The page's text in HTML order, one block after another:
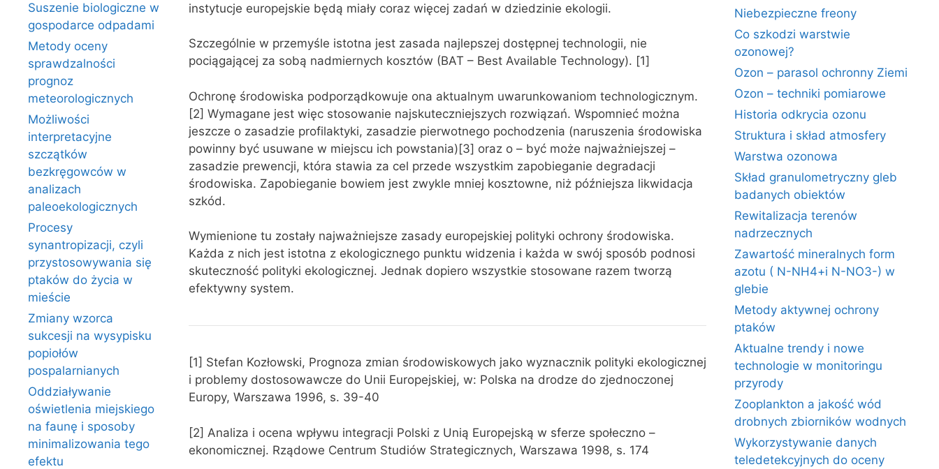
instytucje europejskie będą miały coraz więcej zadań w dziedzinie ekologii.
Szczególnie w przemyśle istotna jest zasada najlepszej dostępnej technologii, nie
pociągającej za sobą nadmiernych kosztów (BAT – Best Available Technology). [1]
Ochronę środowiska podporządkowuje ona aktualnym uwarunkowaniom technologicznym.
[2] Wymagane jest więc stosowanie najskuteczniejszych rozwiązań. Wspomnieć można
jeszcze o zasadzie profilaktyki, zasadzie pierwotnego pochodzenia (naruszenia środowiska
powinny być usuwane w miejscu ich powstania)[3] oraz o – być może najważniejszej –
zasadzie prewencji, która stawia za cel przede wszystkim zapobieganie degradacji
środowiska. Zapobieganie bowiem jest zwykle mniej kosztowne, niż późniejsza likwidacja
szkód.
Wymienione tu zostały najważniejsze zasady europejskiej polityki ochrony środowiska.
Każda z nich jest istotna z ekologicznego punktu widzenia i każda w swój sposób podnosi
skuteczność polityki ekologicznej. Jednak dopiero wszystkie stosowane razem tworzą
efektywny system.
[1] Stefan Kozłowski, Prognoza zmian środowiskowych jako wyznacznik polityki ekologicznej
i problemy dostosowawcze do Unii Europejskiej, w: Polska na drodze do zjednoczonej
Europy, Warszawa 1996, s. 39-40
[2] Analiza i ocena wpływu integracji Polski z Unią Europejską w sferze społeczno –
ekonomicznej. Rządowe Centrum Studiów Strategicznych, Warszawa 1998, s. 174
Suszenie biologiczne w
gospodarce odpadami
Metody oceny
sprawdzalności
prognoz
meteorologicznych
Możliwości
interpretacyjne
szczątków
bezkręgowców w
analizach
paleoekologicznych
Procesy
synantropizacji, czyli
przystosowywania się
ptaków do życia w
mieście
Zmiany wzorca
sukcesji na wysypisku
popiołów
pospalarnianych
Oddziaływanie
oświetlenia miejskiego
na faunę i sposoby
minimalizowania tego
efektu
Niebezpieczne freony
Co szkodzi warstwie
ozonowej?
Ozon – parasol ochronny Ziemi
Ozon – techniki pomiarowe
Historia odkrycia ozonu
Struktura i skład atmosfery
Warstwa ozonowa
Skład granulometryczny gleb
badanych obiektów
Rewitalizacja terenów
nadrzecznych
Zawartość mineralnych form
azotu ( N-NH4+i N-NO3-) w
glebie
Metody aktywnej ochrony
ptaków
Aktualne trendy i nowe
technologie w monitoringu
przyrody
Zooplankton a jakość wód
drobnych zbiorników wodnych
Wykorzystywanie danych
teledetekcyjnych do oceny